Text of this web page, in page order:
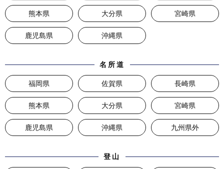
熊本県 大分県 宮崎県
鹿児島県 沖縄県
名所道
福岡県 佐賀県 長崎県
熊本県 大分県 宮崎県
鹿児島県 沖縄県 九州県外
登山